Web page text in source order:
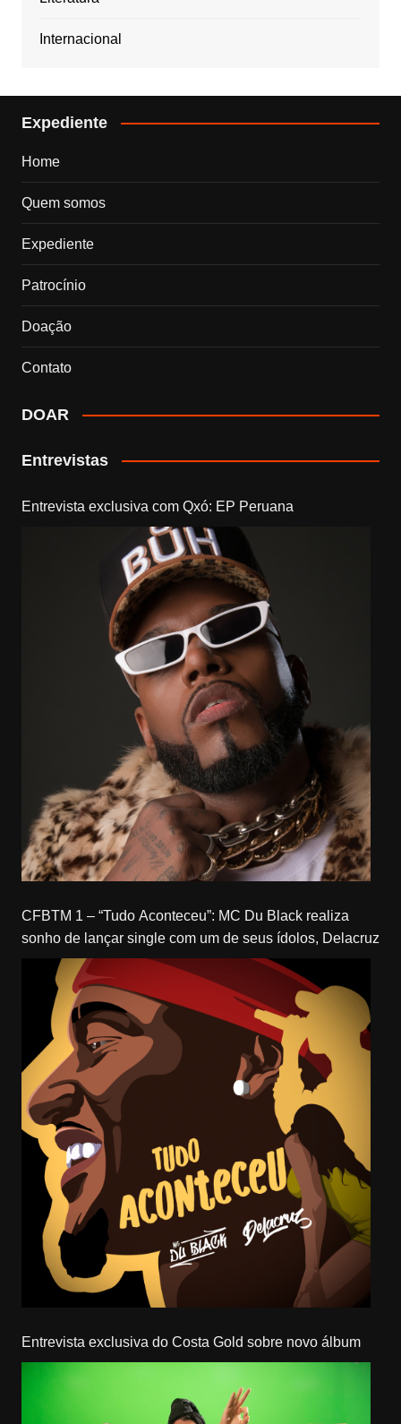
Internacional
Expediente
Home
Quem somos
Expediente
Patrocínio
Doação
Contato
DOAR
Entrevistas
Entrevista exclusiva com Qxó: EP Peruana
CFBTM 1 – “Tudo Aconteceu”: MC Du Black realiza
sonho de lançar single com um de seus ídolos, Delacruz
Entrevista exclusiva do Costa Gold sobre novo álbum